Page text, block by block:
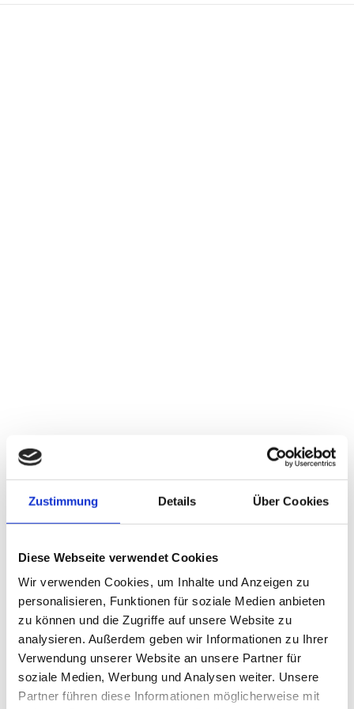
Zustimmung Details Über Cookies
Diese Webseite verwendet Cookies
Wir verwenden Cookies, um Inhalte und Anzeigen zu
personalisieren, Funktionen für soziale Medien anbieten
zu können und die Zugriffe auf unsere Website zu
analysieren. Außerdem geben wir Informationen zu Ihrer
Verwendung unserer Website an unsere Partner für
soziale Medien, Werbung und Analysen weiter. Unsere
Partner führen diese Informationen möglicherweise mit
KONTAKT INFORMATIONEN
Telefon +49 30 3831343
E-Mailpost@lackschmid.de
Öffnungszeiten der Werkstatt
Montag bis Donnerstag